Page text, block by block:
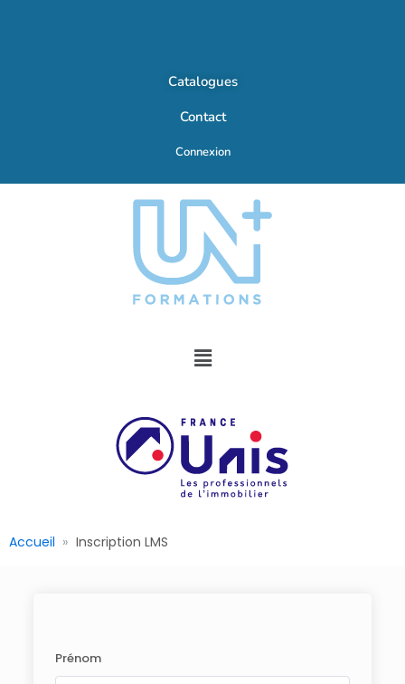
Catalogues
Contact
Connexion
Accueil Inscription LMS
Prénom